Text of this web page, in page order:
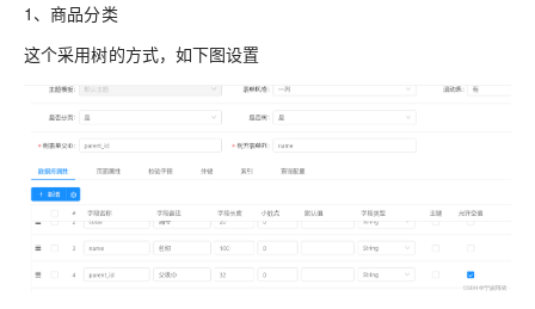
1、商品分类
这个采用树的方式，如下图设置